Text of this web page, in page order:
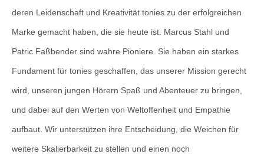
deren Leidenschaft und Kreativität tonies zu der erfolgreichen
Marke gemacht haben, die sie heute ist. Marcus Stahl und
Patric Faßbender sind wahre Pioniere. Sie haben ein starkes
Fundament für tonies geschaffen, das unserer Mission gerecht
wird, unseren jungen Hörern Spaß und Abenteuer zu bringen,
und dabei auf den Werten von Weltoffenheit und Empathie
aufbaut. Wir unterstützen ihre Entscheidung, die Weichen für
weitere Skalierbarkeit zu stellen und einen noch